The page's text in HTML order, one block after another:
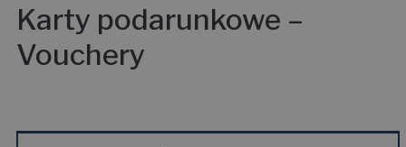
Karty podarunkowe –
Vouchery